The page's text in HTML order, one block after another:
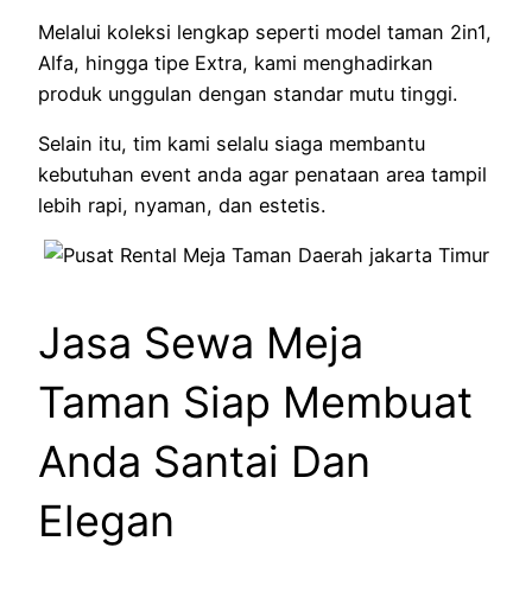
Melalui koleksi lengkap seperti model taman 2in1,
Alfa, hingga tipe Extra, kami menghadirkan
produk unggulan dengan standar mutu tinggi.
Selain itu, tim kami selalu siaga membantu
kebutuhan event anda agar penataan area tampil
lebih rapi, nyaman, dan estetis.
Jasa Sewa Meja
Taman Siap Membuat
Anda Santai Dan
Elegan